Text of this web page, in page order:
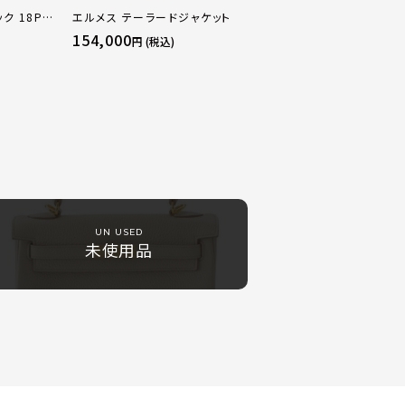
ク 18PM
金具 エ
エルメス テーラードジャケット
154,000円 (税込)
UN USED
未使用品